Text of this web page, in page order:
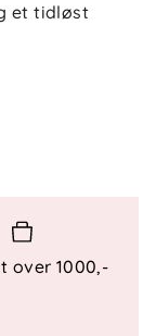
et tidløst
Standard
over 1000,-